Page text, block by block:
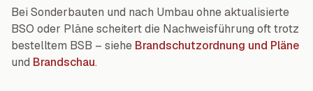
Bei Sonderbauten und nach Umbau ohne aktualisierte
BSO oder Pläne scheitert die Nachweisführung oft trotz
bestelltem BSB – siehe Brandschutzordnung und Pläne
und Brandschau.